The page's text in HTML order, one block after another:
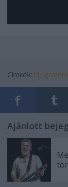
Címkék: hír
Ajánlott